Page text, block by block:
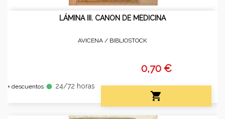
LÁMINA III. CANON DE MEDICINA
AVICENA / BIBLIOSTOCK
+ descuentos fiber_manual_record 24/72 horas
0,70 €
